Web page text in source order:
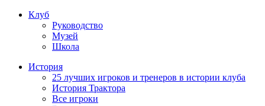
Клуб
Руководство
Музей
Школа
История
25 лучших игроков и тренеров в истории клуба
История Трактора
Все игроки